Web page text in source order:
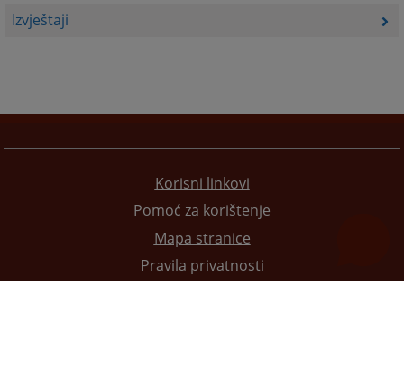
Izvještaji
Korisni linkovi
Pomoć za korištenje
Mapa stranice
Pravila privatnosti